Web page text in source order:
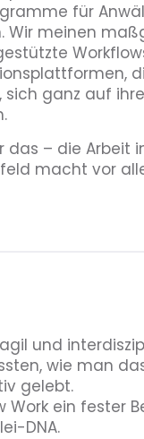
für
Wir meinen
ganz auf
das – die Arbeit
macht vor
und
wie man
gelebt.
Work ein fester
DNA.